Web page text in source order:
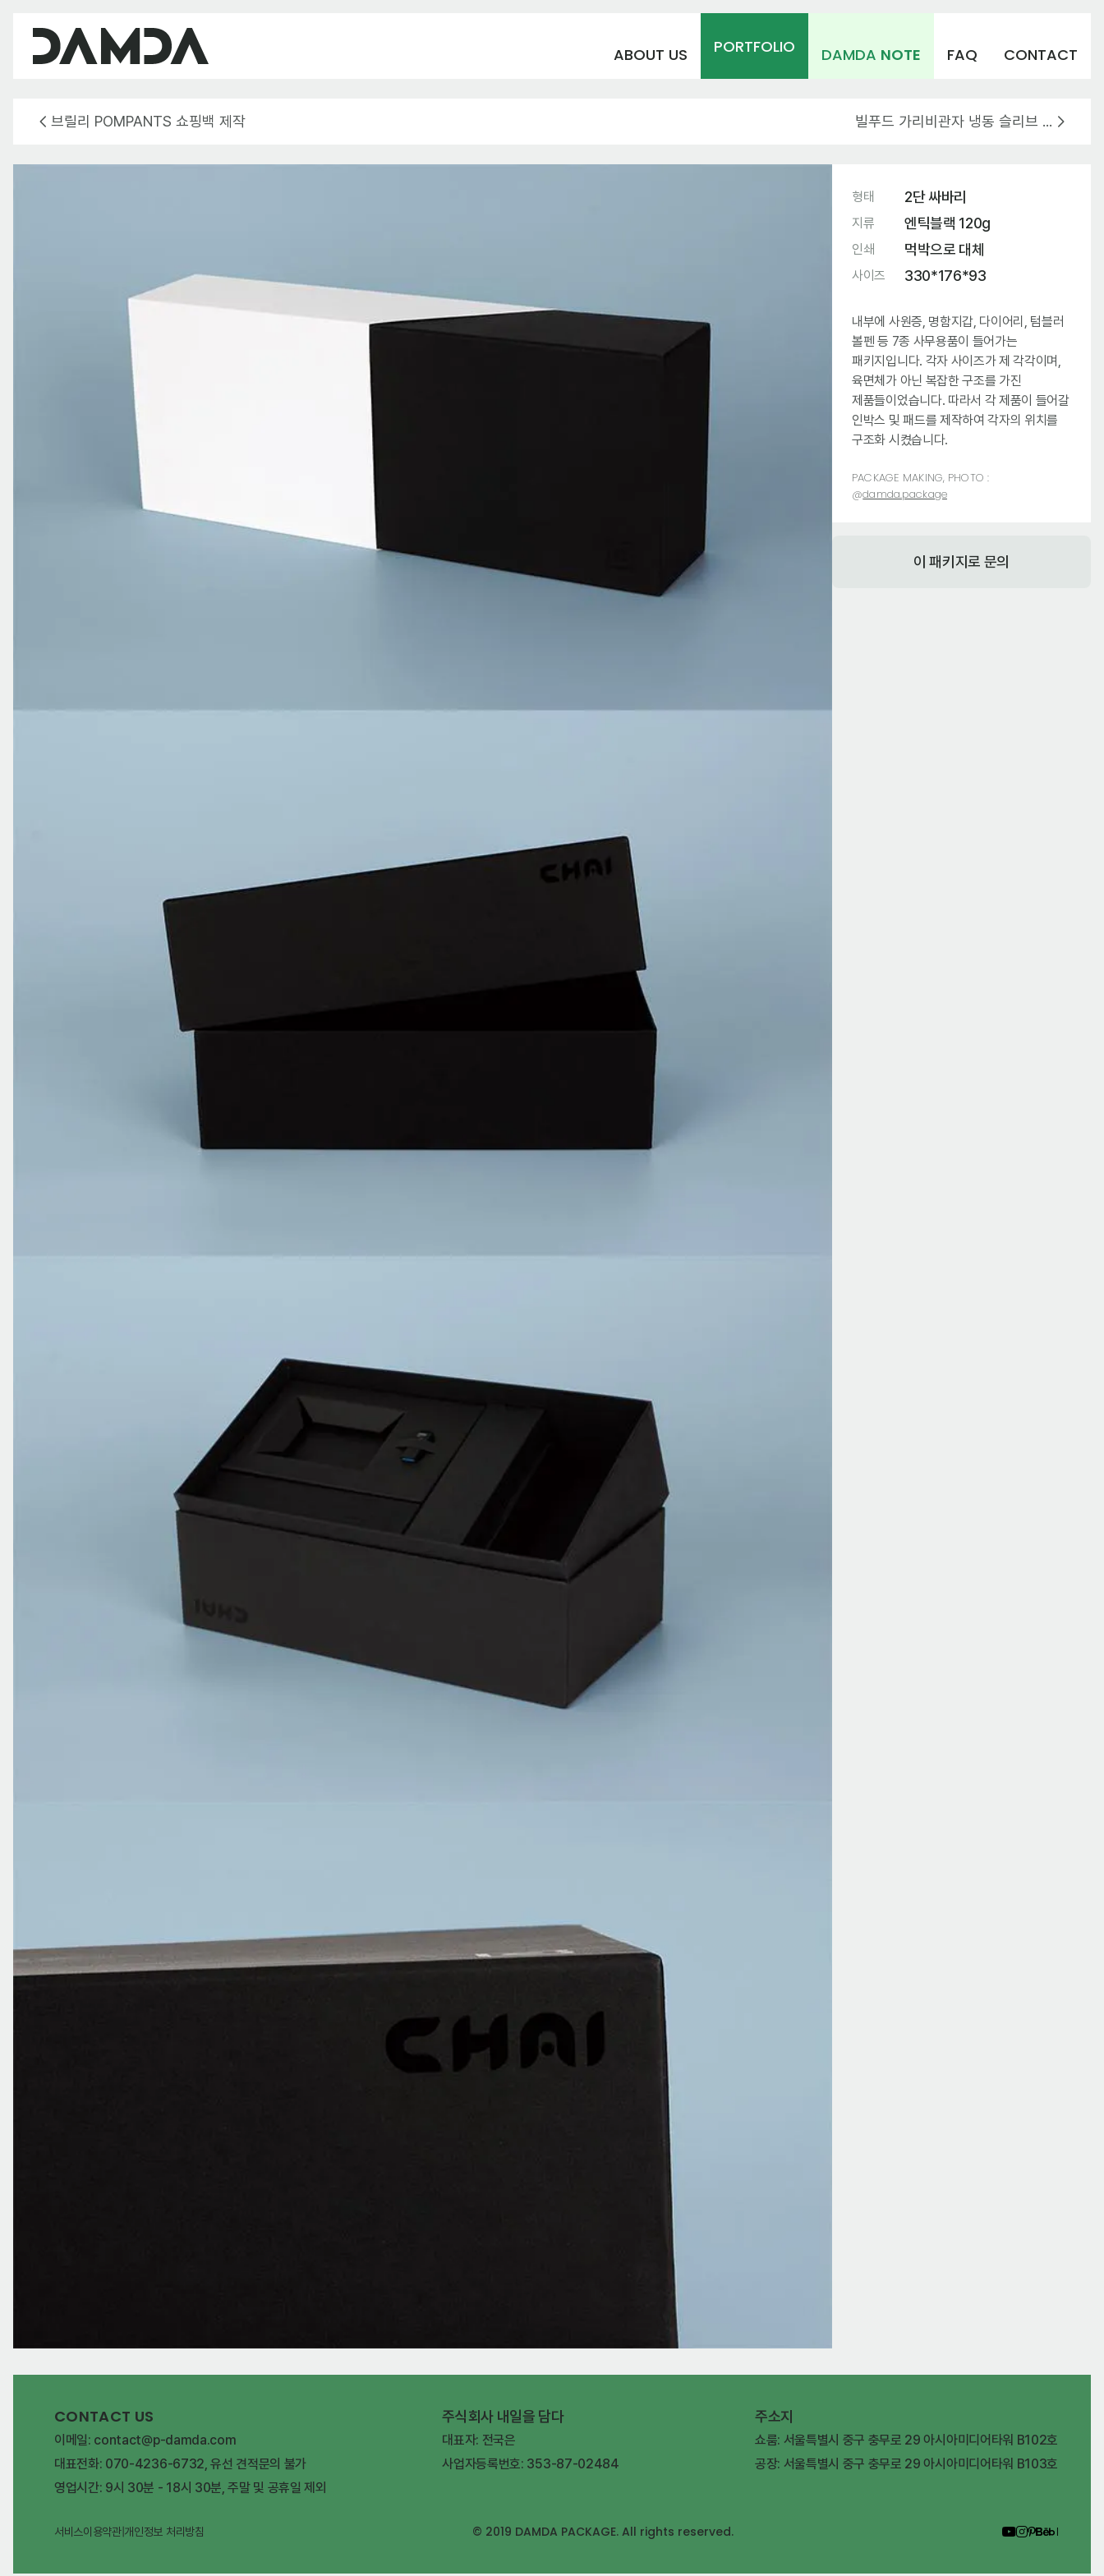
ABOUT US PORTFOLIO DAMDA NOTE FAQ CONTACT
브릴리 POMPANTS 쇼핑백 제작 빌푸드 가리비관자 냉동 슬리브 디자인 제작
형태 2단 싸바리
지류 엔틱블랙 120g
인쇄 먹박으로 대체
사이즈 330*176*93
내부에 사원증, 명함지갑, 다이어리, 텀블러
볼펜 등 7종 사무용품이 들어가는
패키지입니다. 각자 사이즈가 제 각각이며,
육면체가 아닌 복잡한 구조를 가진
제품들이었습니다. 따라서 각 제품이 들어갈
인박스 및 패드를 제작하여 각자의 위치를
구조화 시켰습니다.
PACKAGE MAKING, PHOTO :
@damda.package
이 패키지로 문의
CONTACT US
이메일: contact@p-damda.com
대표전화: 070-4236-6732, 유선 견적문의 불가
영업시간: 9시 30분 - 18시 30분, 주말 및 공휴일 제외
주식회사 내일을 담다
대표자: 전국은
사업자등록번호: 353-87-02484
주소지
쇼룸: 서울특별시 중구 충무로 29 아시아미디어타워 B102호
공장: 서울특별시 중구 충무로 29 아시아미디어타워 B103호
서비스이용약관| 개인정보 처리방침 © 2019 DAMDA PACKAGE. All rights reserved.